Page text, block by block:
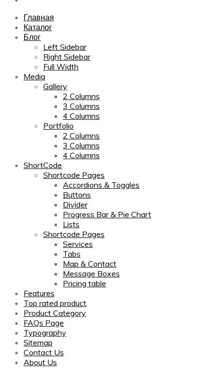
Главная
Каталог
Блог
Left Sidebar
Right Sidebar
Full Width
Media
Gallery
2 Columns
3 Columns
4 Columns
Portfolio
2 Columns
3 Columns
4 Columns
ShortCode
Shortcode Pages
Accordions & Toggles
Buttons
Divider
Progress Bar & Pie Chart
Lists
Shortcode Pages
Services
Tabs
Map & Contact
Message Boxes
Pricing table
Features
Top rated product
Product Category
FAQs Page
Typography
Sitemap
Contact Us
About Us